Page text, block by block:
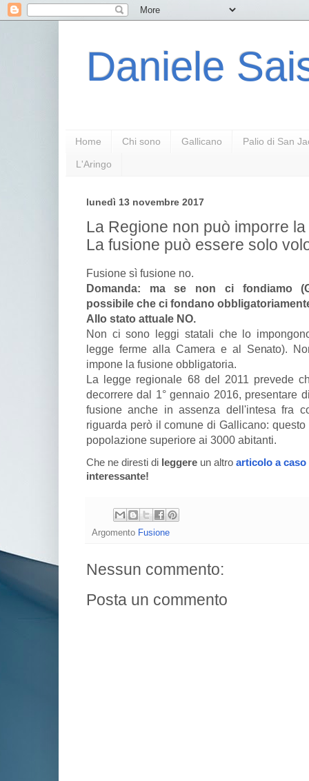
Daniele
Home Chi sono Gallicano Palio di San
L'Aringo
lunedì 13 novembre 2017
La Regione non può imporre
La fusione può essere solo
Fusione sì fusione no.
Domanda: ma se non ci fondiamo
possibile che ci fondano
Allo stato attuale NO.
Non ci sono leggi statali che lo
legge ferme alla Camera e al Senato).
impone la fusione obbligatoria.
La legge regionale 68 del 2011 prevede
decorrere dal 1° gennaio 2016, presentare
fusione anche in assenza dell'intesa fra
riguarda però il comune di Gallicano:
popolazione superiore ai 3000 abitanti.
Che ne diresti di leggere un altro articolo a caso
interessante!
Argomento Fusione
Nessun commento:
Posta un commento